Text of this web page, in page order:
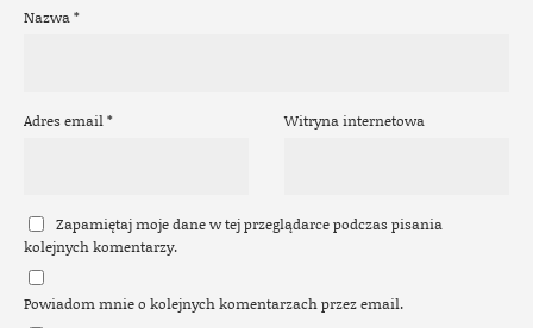
Nazwa*
Adres email* Witryna internetowa
Zapamiętaj moje dane w tej przeglądarce podczas pisania
kolejnych komentarzy.
Powiadom mnie o kolejnych komentarzach przez email.